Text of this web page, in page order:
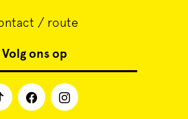
/ route
Volg ons op